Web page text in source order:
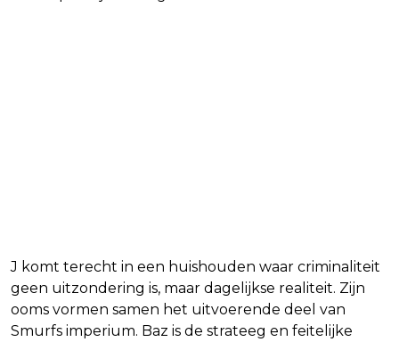
J komt terecht in een huishouden waar criminaliteit
geen uitzondering is, maar dagelijkse realiteit. Zijn
ooms vormen samen het uitvoerende deel van
Smurfs imperium. Baz is de strateeg en feitelijke